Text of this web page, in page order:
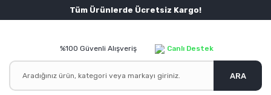
Tüm Ürünlerde Ücretsiz Kargo!
%100 Güvenli Alışveriş Canlı Destek
ARA